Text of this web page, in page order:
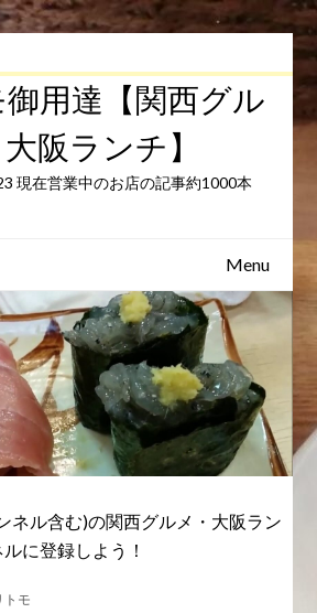
用達【関西グル
阪ランチ】
現在営業中のお店の記事約1000本
Menu
ネル含む)の関西グルメ・大阪ラン
に登録しよう！